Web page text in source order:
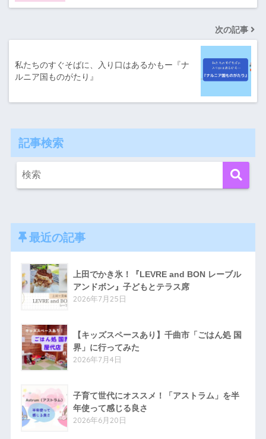
次の記事
私たちのすぐそばに、入り口はあるかもー『ナ
ルニア国ものがたり』
記事検索
最近の記事
上田でかき氷！『LEVRE and BON レーブル
アンドボン』子どもとテラス席
2026年7月25日
【キッズスペースあり】千曲市「ごはん処 国
界」に行ってみた
2026年7月4日
子育て世代にオススメ！「アストラム」を半
年使って感じる良さ
2026年6月20日